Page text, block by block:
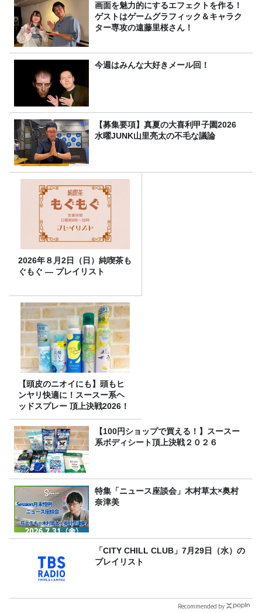
画面を魅力的にするエフェクトを作る！
ゲストはゲームグラフィック＆キャラク
ター専攻の遠藤里桜さん！
今週はみんな大好きメール回！
【募集要項】真夏の大喜利甲子園2026
水曜JUNK山里亮太の不毛な議論
2026年８月2日（日）純喫茶も
ぐもぐ ― プレイリスト
【頭皮のニオイにも】頭もヒ
ンヤリ快適に！スースー系ヘ
ッドスプレー 頂上決戦2026！
【100円ショップで買える！】スースー
系ボディシート頂上決戦２０２６
特集「ニュース座談会」木村草太×奥村
奈津美
「CITY CHILL CLUB」7月29日（水）の
プレイリスト
Recommended by